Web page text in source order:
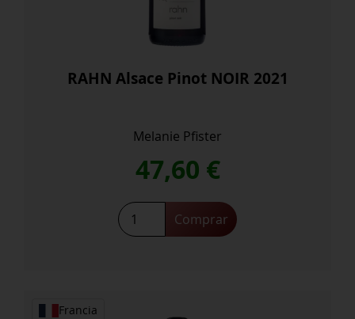
RAHN Alsace Pinot NOIR 2021
Melanie Pfister
47,60 €
RAHN
Alsace
Comprar
Francia